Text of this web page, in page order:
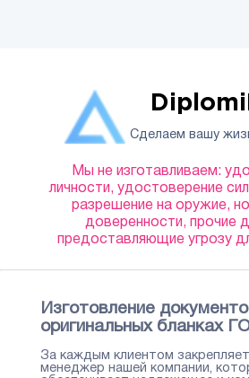
Сделаем вашу
Мы не изготавливаем:
личности, удостоверение
разрешение на оружие,
доверенности, прочие
предоставляющие угрозу
Изготовление
оригинальных бланках
За каждым клиентом
менеджер нашей компании,